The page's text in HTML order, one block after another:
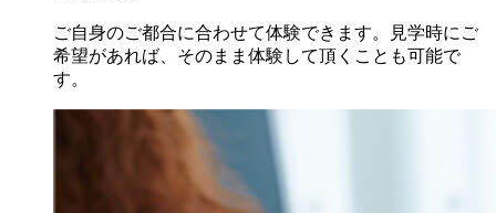
ご自身のご都合に合わせて体験できます。見学時にご
希望があれば、そのまま体験して頂くことも可能で
す。